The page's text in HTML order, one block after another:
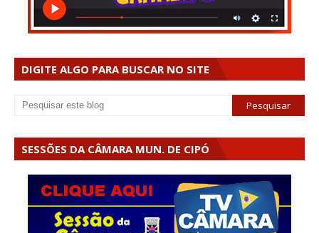
DIGITE ALGO PARA BUSCAR NO SITE
SESSÕES DA CÂMARA MUN. DE CIPÓ